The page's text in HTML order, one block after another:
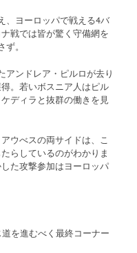
、ヨーロッパで戦える4バ
戦では皆が驚く守備網を
。
アンドレア・ピルロが去り
。若いボスニア人はピル
ディラと抜群の働きを見
ウべスの両サイドは、こ
らしているのがわかりま
た攻撃参加はヨーロッパ
を進むべく最終コーナー